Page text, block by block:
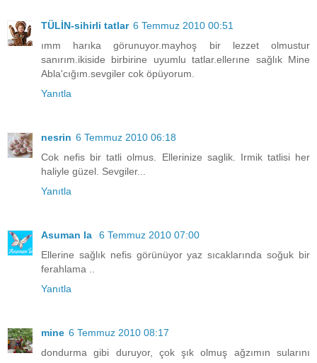
TÜLİN-sihirli tatlar 6 Temmuz 2010 00:51
ımm harıka görunuyor.mayhoş bir lezzet olmustur
sanırım.ikiside birbirine uyumlu tatlar.ellerıne sağlık Mine
Abla'cığım.sevgiler cok öpüyorum.
Yanıtla
nesrin 6 Temmuz 2010 06:18
Cok nefis bir tatli olmus. Ellerinize saglik. Irmik tatlisi her
haliyle güzel. Sevgiler...
Yanıtla
Asuman la
6 Temmuz 2010 07:00
Ellerine sağlık nefis görünüyor yaz sıcaklarında soğuk bir
ferahlama ..
Yanıtla
mine 6 Temmuz 2010 08:17
dondurma gibi duruyor, çok şık olmuş ağzımın sularını